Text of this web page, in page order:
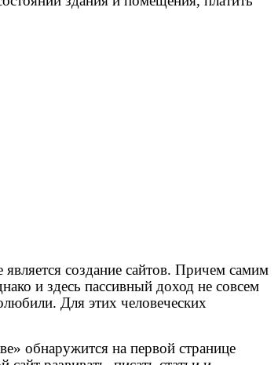
создание сайтов. Причем самим
и здесь пассивный доход не совсем
Для этих человеческих
обнаружится на первой странице